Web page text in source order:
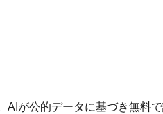
が公的データに基づき無料で